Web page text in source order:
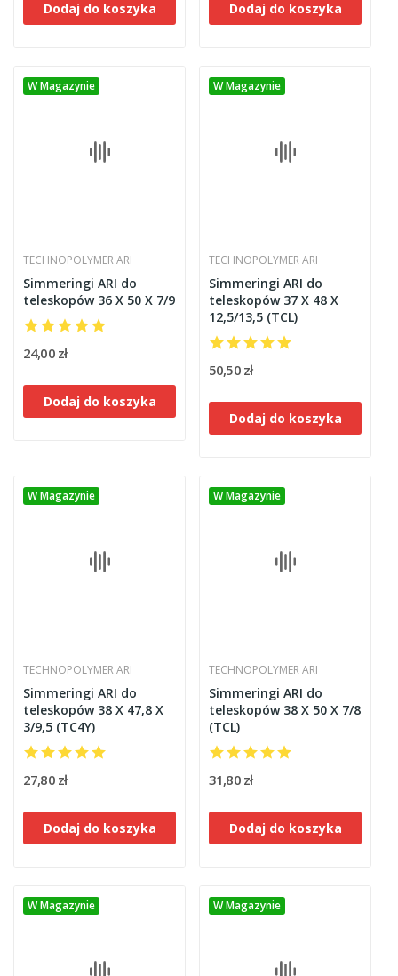
Dodaj do koszyka Dodaj do koszyka
W Magazynie
TECHNOPOLYMER ARI
Simmeringi ARI do
teleskopów 36 X 50 X 7/9
24,00 zł
Dodaj do koszyka
W Magazynie
TECHNOPOLYMER ARI
Simmeringi ARI do
teleskopów 37 X 48 X
12,5/13,5 (TCL)
50,50 zł
Dodaj do koszyka
W Magazynie
TECHNOPOLYMER ARI
Simmeringi ARI do
teleskopów 38 X 47,8 X
3/9,5 (TC4Y)
27,80 zł
Dodaj do koszyka
W Magazynie
TECHNOPOLYMER ARI
Simmeringi ARI do
teleskopów 38 X 50 X 7/8
(TCL)
31,80 zł
Dodaj do koszyka
W Magazynie W Magazynie